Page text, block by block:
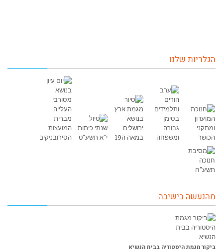
הגלריות שלנו
מהנעשה בישיבה
ביקור מגמת היסטוריה בבית הנשיא